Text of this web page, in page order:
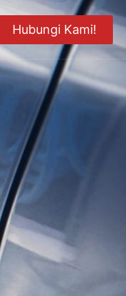
Hubungi Kami!